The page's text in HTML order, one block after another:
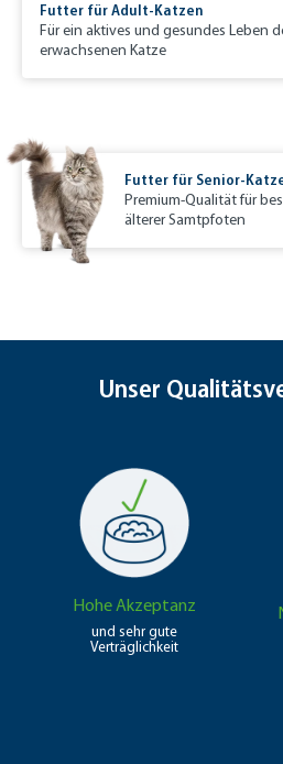
Futter für Adult-Katzen
Für ein aktives und gesundes Leben
erwachsenen Katze
Futter für Senior-
Premium-Qualität für
älterer Samtpfoten
Unser
Hohe Akzeptanz
und sehr gute
Verträglichkeit